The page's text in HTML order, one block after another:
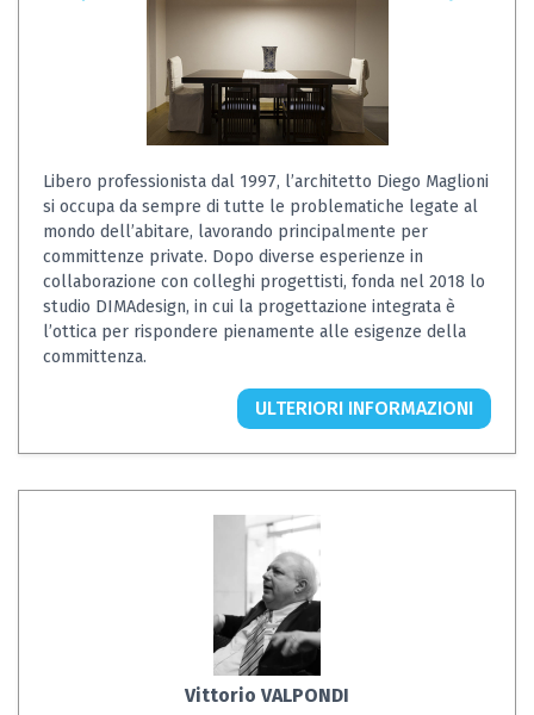
Libero professionista dal 1997, l’architetto Diego Maglioni
si occupa da sempre di tutte le problematiche legate al
mondo dell’abitare, lavorando principalmente per
committenze private. Dopo diverse esperienze in
collaborazione con colleghi progettisti, fonda nel 2018 lo
studio DIMAdesign, in cui la progettazione integrata è
l’ottica per rispondere pienamente alle esigenze della
committenza.
ULTERIORI INFORMAZIONI
Vittorio VALPONDI